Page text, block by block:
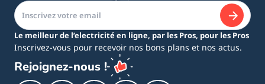
Le meilleur de l’electricité en ligne, par les Pros, pour les Pros
Inscrivez-vous pour recevoir nos bons plans et nos actus.
Rejoignez-nous !